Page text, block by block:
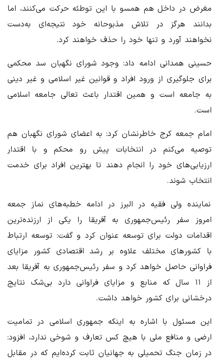
مغرض در داخل هم همسو با این توطئه حرکت می‌کنند، اما
بدانند هرگز در تلاش مذبوحانه خود نتیجه‌ای به‌دست
نخواهند آورد و تنها خود را حذف خواهند کرد.
حسینی همدانی ادامه داد: وجود شورای نگهبان سد محکمی
برای جلوگیری از ورود افراد و قوانین غیر اسلامی و غیر دینی
به جامعه است و همین اقتدار باعث تعالی جامعه اسلامی
است.
امام جمعه کرج خاطرنشان کرد: به اعضای شورای نگهبان هم
توصیه می‌کنم در انتخابات پیش رو محکم و با اقتدار
ارزیابی‌های خود را انجام دهند تا بهترین افراد برای خدمت
انتخاب شوند.
نماینده ولی فقیه در البرز در ادامه خطبه‌های نماز جمعه
امروز سفر رئیس‌جمهوری به آفریقا را یکی از ارزنده‌ترین
اقدامات دولت برای توسعه عنوان کرد و گفت: توسعه ارتباط
با کشورهای مختلف علاوه بر رشد اقتصادی کشور مزایای
فراوانی حاصل خواهد کرد و سفر رئیس‌جمهوری به آفریقا بعد
از ۱۱ سال که منابع و مزایای فراوانی دارد بی‌شک نتایج
درخشانی برای کشور خواهد داشت.
این مسئول با اشاره به اینکه جمهوری اسلامی در تمامیت
ارضی و منافع ملی با هیچ کس تعارف و شوخی ندارد، افزود:
در زمان جنگ تحمیلی به جهانیان ثابت کرده‌ایم که در مقابل